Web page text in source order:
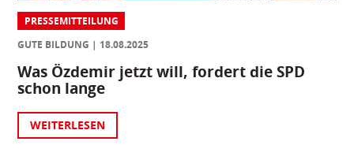
PRESSEMITTEILUNG
GUTE BILDUNG
18.08.2025
Was Özdemir jetzt will, fordert die SPD
schon lange
WEITERLESEN